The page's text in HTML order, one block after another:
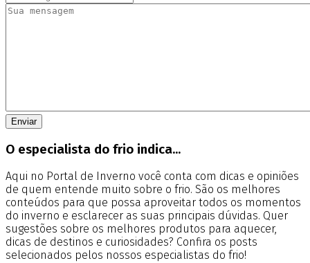
O especialista do frio indica...
Aqui no Portal de Inverno você conta com dicas e opiniões
de quem entende muito sobre o frio. São os melhores
conteúdos para que possa aproveitar todos os momentos
do inverno e esclarecer as suas principais dúvidas. Quer
sugestões sobre os melhores produtos para aquecer,
dicas de destinos e curiosidades? Confira os posts
selecionados pelos nossos especialistas do frio!